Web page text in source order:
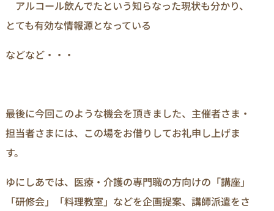
アルコール飲んでたという知らなった現状も分かり、
とても有効な情報源となっている
などなど・・・
最後に今回このような機会を頂きました、主催者さま・
担当者さまには、この場をお借りしてお礼申し上げま
す。
ゆにしあでは、医療・介護の専門職の方向けの「講座」
「研修会」「料理教室」などを企画提案、講師派遣をさ